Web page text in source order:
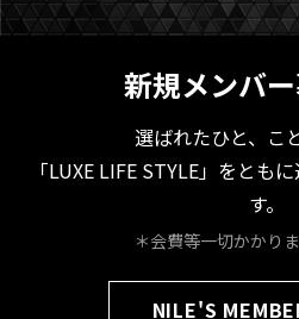
新規メンバ
選ばれたひと、こ
「LUXE LIFE STYLE」をとも
す。
＊会費等一切かかり
NILE'S